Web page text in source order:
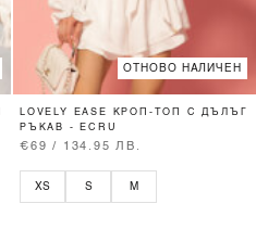
ОТНОВО НАЛИЧЕН
LOVELY EASE КРОП-ТОП С ДЪЛЪГ
РЪКАВ - ECRU
€69 / 134.95 ЛВ.
XS S M